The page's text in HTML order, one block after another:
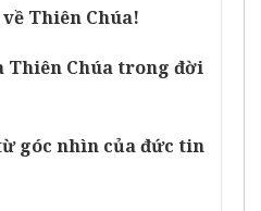
Thiên Chúa!
Thiên Chúa trong đời
góc nhìn của đức tin